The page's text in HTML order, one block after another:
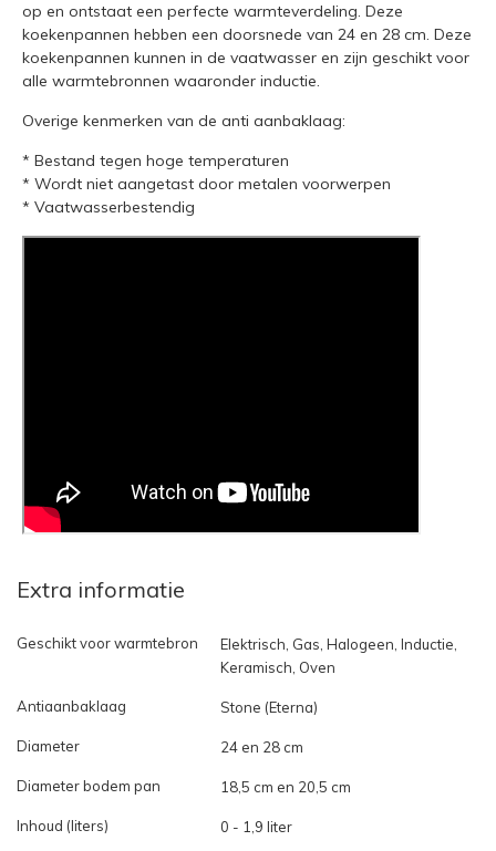
op en ontstaat een perfecte warmteverdeling. Deze
koekenpannen hebben een doorsnede van 24 en 28 cm. Deze
koekenpannen kunnen in de vaatwasser en zijn geschikt voor
alle warmtebronnen waaronder inductie.
Overige kenmerken van de anti aanbaklaag:
* Bestand tegen hoge temperaturen
* Wordt niet aangetast door metalen voorwerpen
* Vaatwasserbestendig
Extra informatie
Geschikt voor warmtebron
Elektrisch, Gas, Halogeen, Inductie,
Keramisch, Oven
Antiaanbaklaag Stone (Eterna)
Diameter 24 en 28 cm
Diameter bodem pan 18,5 cm en 20,5 cm
Inhoud (liters) 0 - 1,9 liter